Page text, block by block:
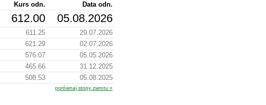
Kurs odn.
Data odn.
612.00 05.08.2026
611.25
29.07.2026
621.29
02.07.2026
576.07
05.05.2026
465.66
31.12.2025
508.53 05.08.2025
porównaj stopy zwrotu »